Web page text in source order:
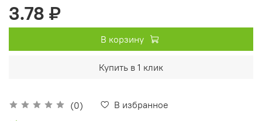
(0)
В избранное
3.78 ₽
В корзину
Купить в 1 клик